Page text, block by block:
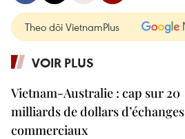
Theo dõi VietnamPlus
VOIR PLUS
Vietnam-Australie : cap sur 20
milliards de dollars d’échanges
commerciaux